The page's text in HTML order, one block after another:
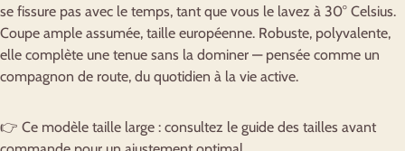
se fissure pas avec le temps, tant que vous le lavez à 30° Celsius.
Coupe ample assumée, taille européenne. Robuste, polyvalente,
elle complète une tenue sans la dominer — pensée comme un
compagnon de route, du quotidien à la vie active.
👉 Ce modèle taille large : consultez le guide des tailles avant